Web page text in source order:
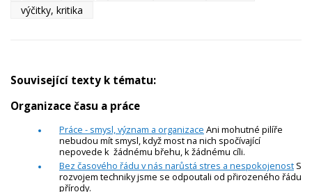
výčitky, kritika
Související texty k tématu:
Organizace času a práce
Práce - smysl, význam a organizace Ani mohutné pilíře
nebudou mít smysl, když most na nich spočívající
nepovede k žádnému břehu, k žádnému cíli.
Bez časového řádu v nás narůstá stres a nespokojenost S
rozvojem techniky jsme se odpoutali od přirozeného řádu
přírody.